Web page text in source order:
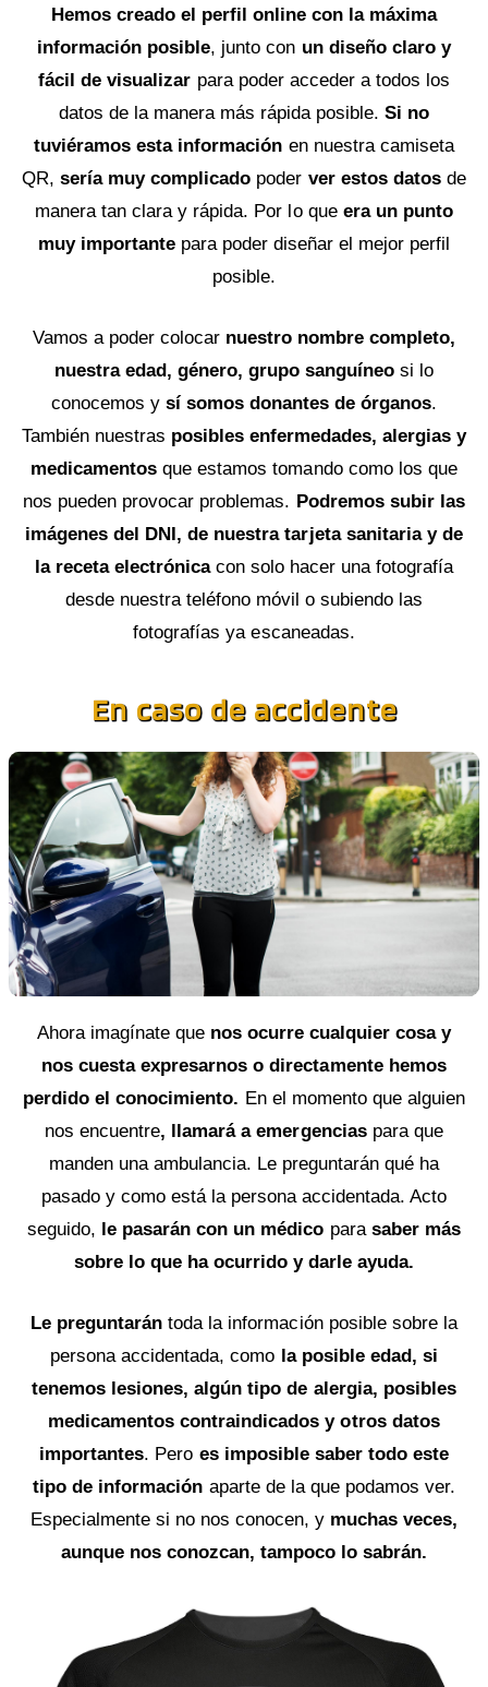
Hemos creado el perfil online con la máxima
información posible, junto con un diseño claro y
fácil de visualizar para poder acceder a todos los
datos de la manera más rápida posible.Si no
tuviéramos esta información en nuestra camiseta
QR,sería muy complicado poder ver estos datos de
manera tan clara y rápida. Por lo que era un punto
muy importantepara poder diseñar el mejor perfil
posible.
Vamos a poder colocar nuestro nombre completo,
nuestra edad, género, grupo sanguíneo si lo
conocemos y sí somos donantes de órganos.
También nuestras posibles enfermedades, alergias y
medicamentosque estamos tomando como los que
nos pueden provocar problemas. Podremos subir las
imágenes del DNI, de nuestra tarjeta sanitaria y de
la receta electrónicacon solo hacer una fotografía
desde nuestra teléfono móvil o subiendo las
fotografías ya escaneadas.
En caso de accidente
Ahora imagínate que nos ocurre cualquier cosa y
nos cuesta expresarnos o directamente hemos
perdido el conocimiento. En el momento que alguien
nos encuentre, llamará a emergencias para que
manden una ambulancia. Le preguntarán qué ha
pasado y como está la persona accidentada. Acto
seguido, le pasarán con un médico parasaber más
sobre lo que ha ocurrido y darle ayuda.
Le preguntarántoda la información posible sobre la
persona accidentada, como la posible edad, si
tenemos lesiones, algún tipo de alergia, posibles
medicamentos contraindicados y otros datos
importantes. Pero es imposible saber todo este
tipo de información aparte de la que podamos ver.
Especialmente si no nos conocen, y muchas veces,
aunque nos conozcan, tampoco lo sabrán.